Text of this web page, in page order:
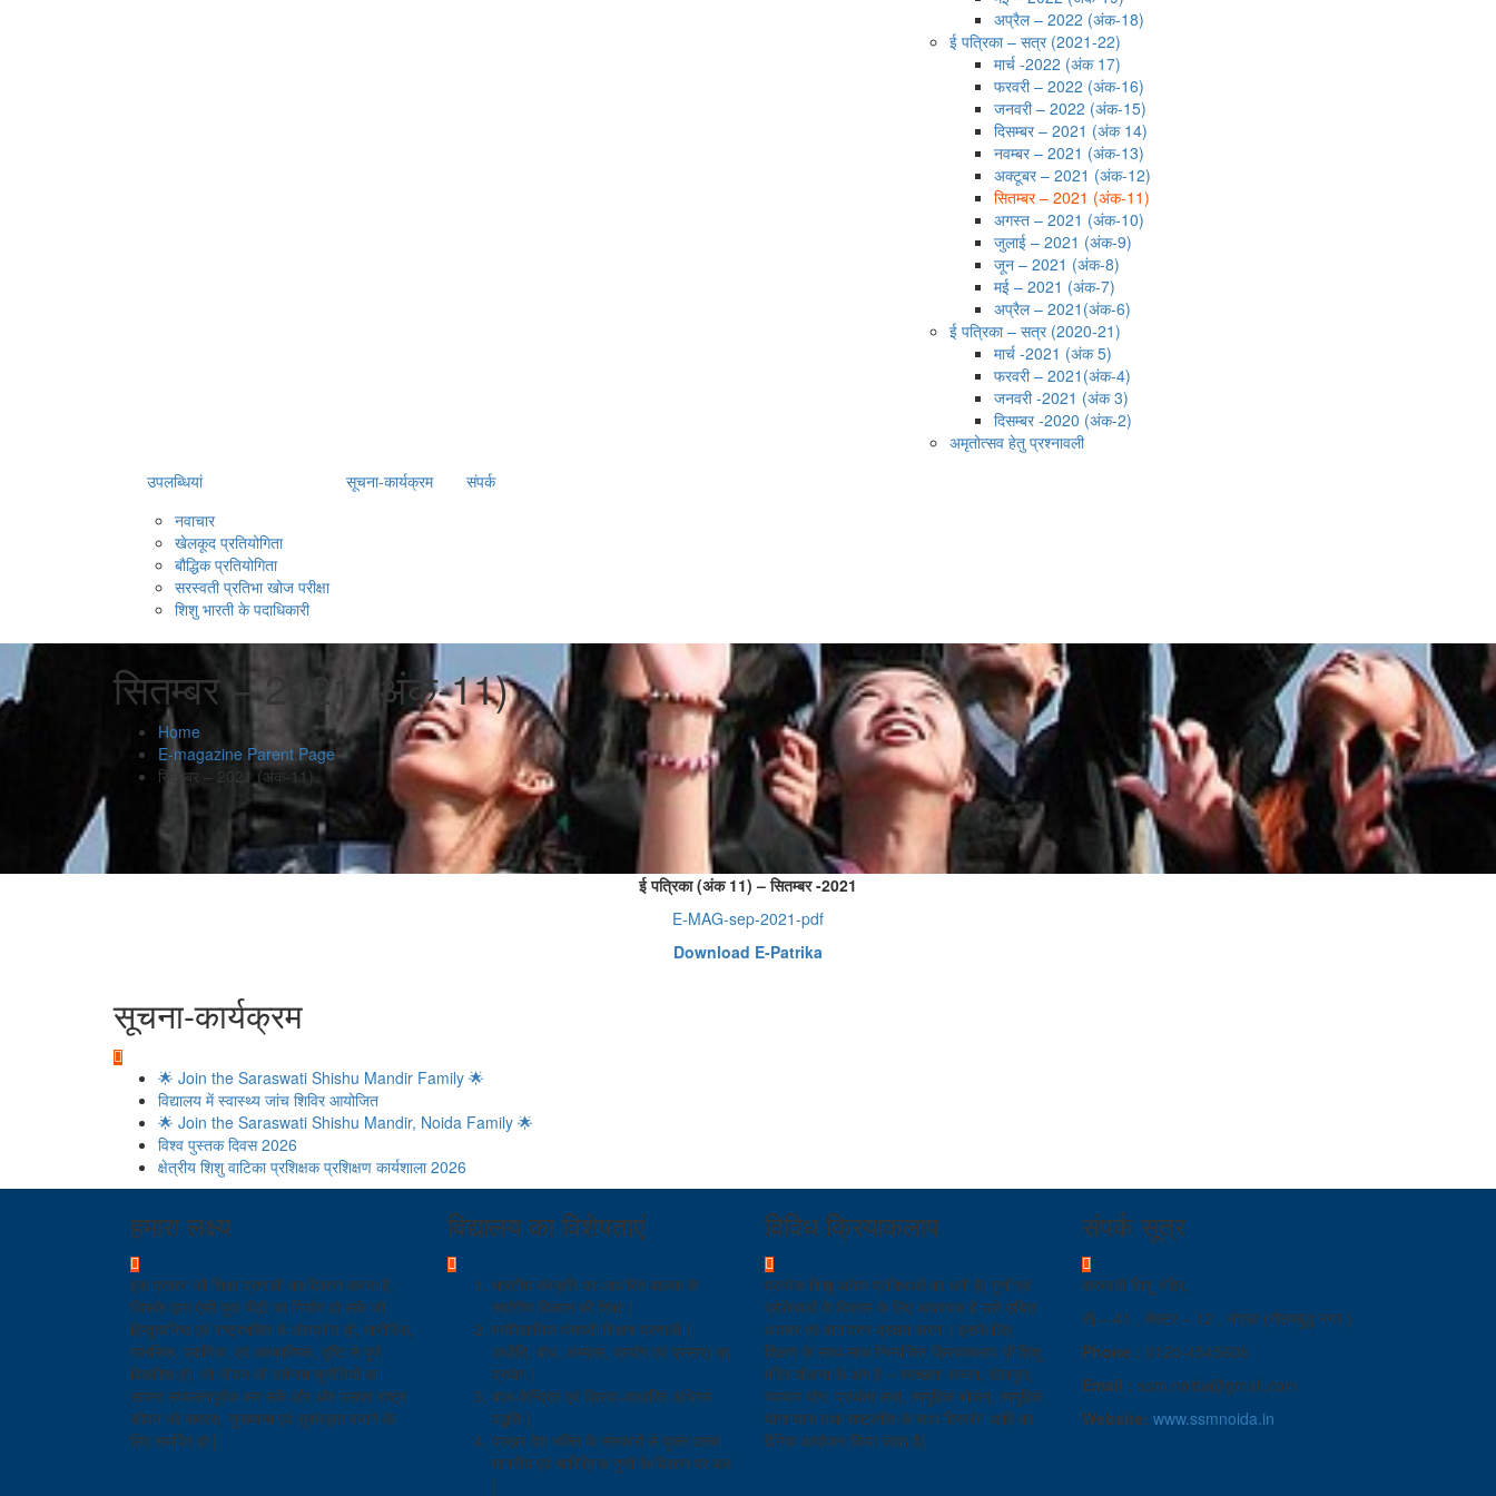
अप्रैल – 2022 (अंक-18)
ई पत्रिका – सत्र (2021-22)
मार्च -2022 (अंक 17)
फरवरी – 2022 (अंक-16)
जनवरी – 2022 (अंक-15)
दिसम्बर – 2021 (अंक 14)
नवम्बर – 2021 (अंक-13)
अक्टूबर – 2021 (अंक-12)
सितम्बर – 2021 (अंक-11)
अगस्त – 2021 (अंक-10)
जुलाई – 2021 (अंक-9)
जून – 2021 (अंक-8)
मई – 2021 (अंक-7)
अप्रैल – 2021(अंक-6)
ई पत्रिका – सत्र (2020-21)
मार्च -2021 (अंक 5)
फरवरी – 2021(अंक-4)
जनवरी -2021 (अंक 3)
दिसम्बर -2020 (अंक-2)
अमृतोत्सव हेतु प्रश्नावली
उपलब्धियां
नवाचार
खेलकूद प्रतियोगिता
बौद्धिक प्रतियोगिता
सरस्वती प्रतिभा खोज परीक्षा
शिशु भारती के पदाधिकारी
सूचना-कार्यक्रम संपर्क
सितम्बर – 2021 (अंक-11)
Home
E-magazine Parent Page
सितम्बर – 2021 (अंक-11)
ई पत्रिका (अंक 11) – सितम्बर -2021
E-MAG-sep-2021-pdf
Download E-Patrika
सूचना-कार्यक्रम
🌟 Join the Saraswati Shishu Mandir Family 🌟
विद्यालय में स्वास्थ्य जांच शिविर आयोजित
🌟 Join the Saraswati Shishu Mandir, Noida Family 🌟
विश्व पुस्तक दिवस 2026
क्षेत्रीय शिशु वाटिका प्रशिक्षक प्रशिक्षण कार्यशाला 2026
हमारा लक्ष्य
इस प्रकार की शिक्षा प्रणाली का विकास करना है,
जिसके द्वारा ऐसी युवा पीढ़ी का निर्माण हो सके जो
हिन्दुत्वनिष्ठ एवं राष्ट्रभक्ति से ओतप्रोत हो, शारीरिक,
मानसिक, प्राणिक, एवं आध्यात्मिक, दृष्टि से पूर्ण
विकसित हो, जो जीवन की वर्तमान चुनौतियों का
सामना सफलतापूर्वक कर सकें और और उसका राष्ट्र
जीवन को समरस, सुसम्पन्न एवं सुसंस्कृत बनाने के
लिए समर्पित हो |
विद्यालय का विशेषताएं
भारतीय संस्कृति पर आधारित बालक के
सर्वांगीण विकास की शिक्षा |
मनोवैज्ञानिक पंचपदी शिक्षण प्रणाली (
अधीति, बोध, अभ्यास, प्रयोग एवं प्रसार) का
प्रयोग |
बाल-केन्द्रित एवं क्रिया-आधारित अधिगम
पद्धति |
प्रखर देश भक्ति के संस्कारों से युक्त उत्तम
मानवीय एवं चारित्रिक गुणों के विकास पर बल
|
विविध क्रियाकलाप
प्रत्येक शिशु अनेक प्रतिभाओं का धनी है| गुणों एवं
प्रतिभाओं के विकास के लिए आवश्यक है उसे उचित
अवसर एवं वातावरण प्रदान करना | इसके लिए
शिक्षण के साथ-साथ निम्नांकित क्रियाकलाप भी शिशु
मंदिर योजना के अंग है – स्वच्छता सज्जा, खेलकूद,
व्यायाम योग, प्रार्थना सभा, सामूहिक भोजन, सामूहिक
योगाभ्यास तथा राष्ट्रगीत के साथ विसर्जन आदि का
दैनिक आयोजन किया जाता है|
संपर्क सूत्र
सरस्वती शिशु मंदिर,
सी – 41 , सेक्टर – 12 , नोएडा (गौतमबुद्ध नगर )
Phone : 0120-4545608
Email : ssm.noida@gmail.com
Website: www.ssmnoida.in